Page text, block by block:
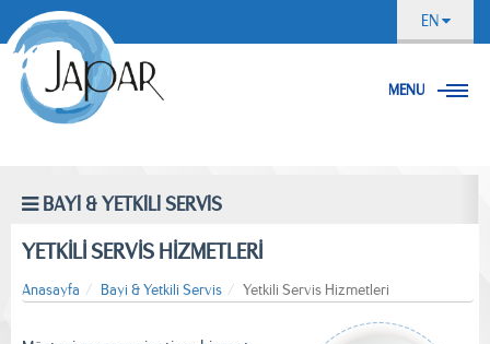
EN
MENU
BAYİ & YETKİLİ SERVİS
YETKİLİ SERVİS HİZMETLERİ
Anasayfa Bayi & Yetkili Servis Yetkili Servis Hizmetleri